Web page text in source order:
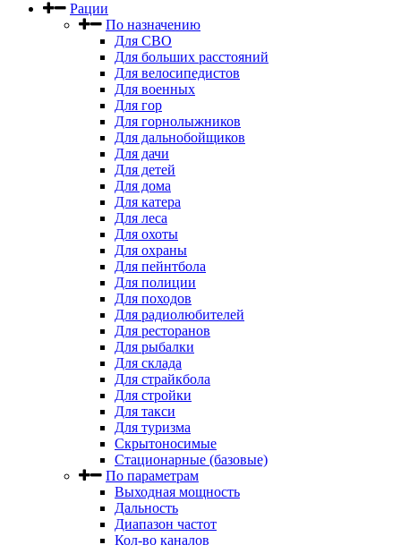
Рации
По назначению
Для СВО
Для больших расстояний
Для велосипедистов
Для военных
Для гор
Для горнолыжников
Для дальнобойщиков
Для дачи
Для детей
Для дома
Для катера
Для леса
Для охоты
Для охраны
Для пейнтбола
Для полиции
Для походов
Для радиолюбителей
Для ресторанов
Для рыбалки
Для склада
Для страйкбола
Для стройки
Для такси
Для туризма
Скрытоносимые
Стационарные (базовые)
По параметрам
Выходная мощность
Дальность
Диапазон частот
Кол-во каналов